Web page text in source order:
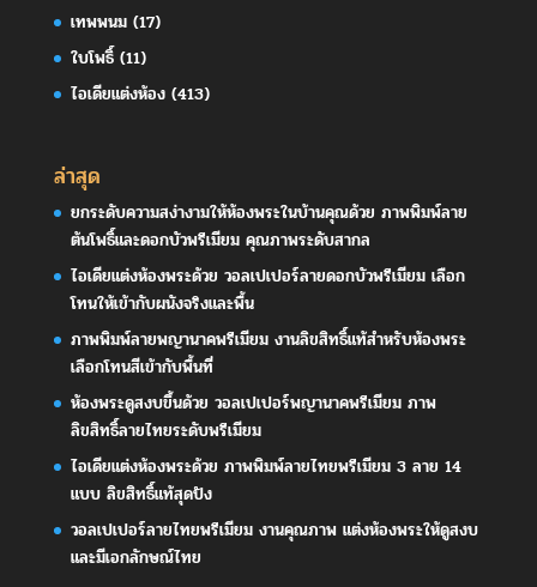
เทพพนม(17)
ใบโพธิ์(11)
ไอเดียแต่งห้อง(413)
ล่าสุด
ยกระดับความสง่างามให้ห้องพระในบ้านคุณด้วย ภาพพิมพ์ลาย
ต้นโพธิ์และดอกบัวพรีเมียม คุณภาพระดับสากล
ไอเดียแต่งห้องพระด้วย วอลเปเปอร์ลายดอกบัวพรีเมียม เลือก
โทนให้เข้ากับผนังจริงและพื้น
ภาพพิมพ์ลายพญานาคพรีเมียม งานลิขสิทธิ์แท้สำหรับห้องพระ
เลือกโทนสีเข้ากับพื้นที่
ห้องพระดูสงบขึ้นด้วย วอลเปเปอร์พญานาคพรีเมียม ภาพ
ลิขสิทธิ์ลายไทยระดับพรีเมียม
ไอเดียแต่งห้องพระด้วย ภาพพิมพ์ลายไทยพรีเมียม 3 ลาย 14
แบบ ลิขสิทธิ์แท้สุดปัง
วอลเปเปอร์ลายไทยพรีเมียม งานคุณภาพ แต่งห้องพระให้ดูสงบ
และมีเอกลักษณ์ไทย